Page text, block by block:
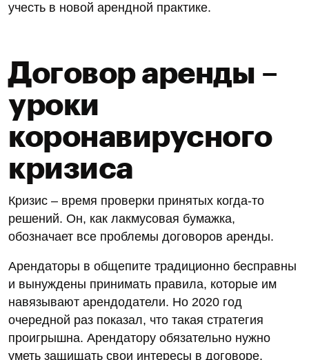
учесть в новой арендной практике.
Договор аренды –
уроки
коронавирусного
кризиса
Кризис – время проверки принятых когда-то
решений. Он, как лакмусовая бумажка,
обозначает все проблемы договоров аренды.
Арендаторы в общепите традиционно бесправны
и вынуждены принимать правила, которые им
навязывают арендодатели. Но 2020 год
очередной раз показал, что такая стратегия
проигрышна. Арендатору обязательно нужно
уметь защищать свои интересы в договоре.